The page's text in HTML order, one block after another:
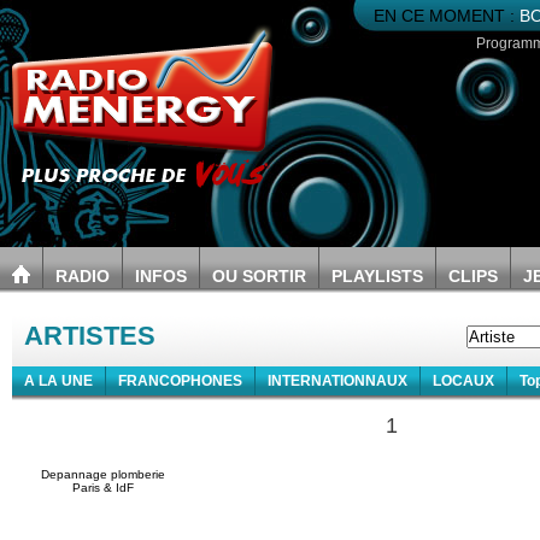
EN CE MOMENT :
RADIO INFOS OU SORTIR PLAYLISTS CLIPS
ARTISTES
A LA UNE FRANCOPHONES INTERNATIONNAUX LOCAUX
1
Depannage plomberie
Paris & IdF